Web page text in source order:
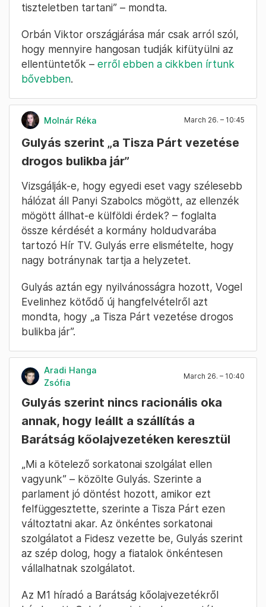
tiszteletben tartani” – mondta.
Orbán Viktor országjárása már csak arról szól,
hogy mennyire hangosan tudják kifütyülni az
ellentüntetők – erről ebben a cikkben írtunk
bővebben.
Molnár Réka March 26. – 10:45
Gulyás szerint „a Tisza Párt vezetése
drogos bulikba jár”
Vizsgálják-e, hogy egyedi eset vagy szélesebb
hálózat áll Panyi Szabolcs mögött, az ellenzék
mögött állhat-e külföldi érdek? – foglalta
össze kérdését a kormány holdudvarába
tartozó Hír TV. Gulyás erre elismételte, hogy
nagy botránynak tartja a helyzetet.
Gulyás aztán egy nyilvánosságra hozott, Vogel
Evelinhez kötődő új hangfelvételről azt
mondta, hogy „a Tisza Párt vezetése drogos
bulikba jár”.
Aradi Hanga
Zsófia
March 26. – 10:40
Gulyás szerint nincs racionális oka
annak, hogy leállt a szállítás a
Barátság kőolajvezetéken keresztül
„Mi a kötelező sorkatonai szolgálat ellen
vagyunk” – közölte Gulyás. Szerinte a
parlament jó döntést hozott, amikor ezt
felfüggesztette, szerinte a Tisza Párt ezen
változtatni akar. Az önkéntes sorkatonai
szolgálatot a Fidesz vezette be, Gulyás szerint
az szép dolog, hogy a fiatalok önkéntesen
vállalhatnak szolgálatot.
Az M1 híradó a Barátság kőolajvezetékről